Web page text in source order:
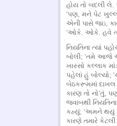
હોય તો બદલી
‘પણ, મને પેટ
એની પાસે જઇ,
‘ઓકે. ઓકે. હવે
નિયતિના ત્યાં
બોલી; ‘તમે આજે
ખાસ્સો કલ્લાક
પહેલાં હું બોલ્યો;
બેઠકરૂમમાં દાખલ
કારણ તો નો’તું,
જવાબથી
કહ્યું; ‘અમને થયું
કારણે તમારે